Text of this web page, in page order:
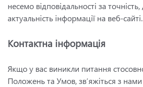
несемо відповідальності за точність,
актуальність інформації на веб-сайті.
Контактна інформація
Якщо у вас виникли питання
Положень та Умов, зв’яжіться з